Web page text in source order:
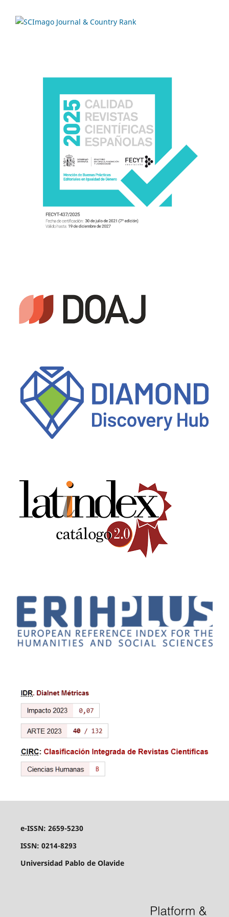
e-ISSN: 2659-5230
ISSN: 0214-8293
Universidad Pablo de Olavide